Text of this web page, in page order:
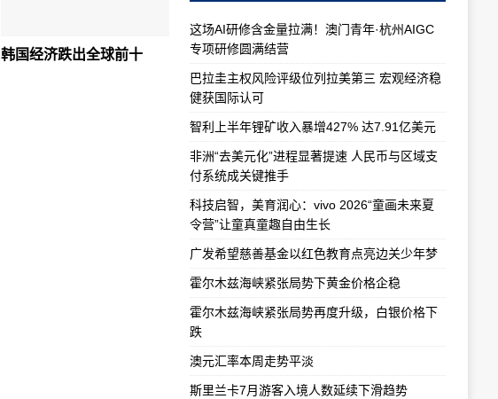
韩国经济跌出全球前十
这场AI研修含金量拉满！澳门青年·杭州AIGC
专项研修圆满结营
巴拉圭主权风险评级位列拉美第三 宏观经济稳
健获国际认可
智利上半年锂矿收入暴增427% 达7.91亿美元
非洲“去美元化”进程显著提速 人民币与区域支
付系统成关键推手
科技启智，美育润心：vivo 2026“童画未来夏
令营”让童真童趣自由生长
广发希望慈善基金以红色教育点亮边关少年梦
霍尔木兹海峡紧张局势下黄金价格企稳
霍尔木兹海峡紧张局势再度升级，白银价格下
跌
澳元汇率本周走势平淡
斯里兰卡7月游客入境人数延续下滑趋势